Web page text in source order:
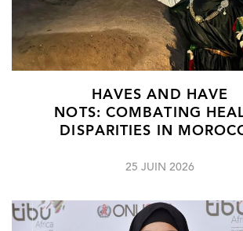
HAVES AND HAVE
NOTS: COMBATING
DISPARITIES IN
25 JUIN 2026